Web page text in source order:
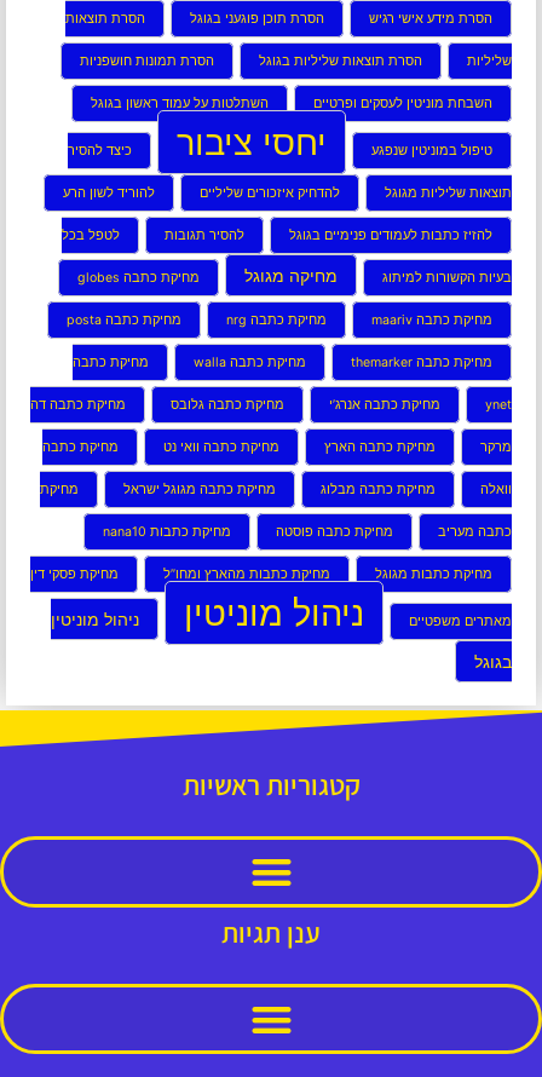
הסרת מידע אישי רגיש הסרת תוכן פוגעני בגוגל הסרת תוצאות
שליליות הסרת תוצאות שליליות בגוגל הסרת תמונות חושפניות
השבחת מוניטין לעסקים ופרטיים השתלטות על עמוד ראשון בגוגל
טיפול במוניטין שנפגע יחסי ציבור כיצד להסיר
תוצאות שליליות מגוגל להדחיק איזכורים שליליים להוריד לשון הרע
להזיז כתבות לעמודים פנימיים בגוגל להסיר תגובות לטפל בכל
בעיות הקשורות למיתוג מחיקה מגוגל מחיקת כתבה globes
מחיקת כתבה maariv מחיקת כתבה nrg מחיקת כתבה posta
מחיקת כתבה themarker מחיקת כתבה walla מחיקת כתבה
ynet מחיקת כתבה אנרג’י מחיקת כתבה גלובס מחיקת כתבה דה
מרקר מחיקת כתבה הארץ מחיקת כתבה וואי נט מחיקת כתבה
וואלה מחיקת כתבה מבלוג מחיקת כתבה מגוגל ישראל מחיקת
כתבה מעריב מחיקת כתבה פוסטה מחיקת כתבות nana10
מחיקת כתבות מגוגל מחיקת כתבות מהארץ ומחו”ל מחיקת פסקי דין
מאתרים משפטיים ניהול מוניטין ניהול מוניטין
בגוגל
קטגוריות ראשיות
ענן תגיות